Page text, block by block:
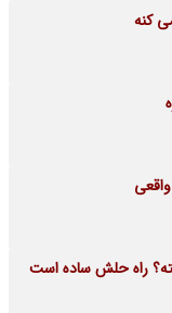
کنه
راه حلش ساده است